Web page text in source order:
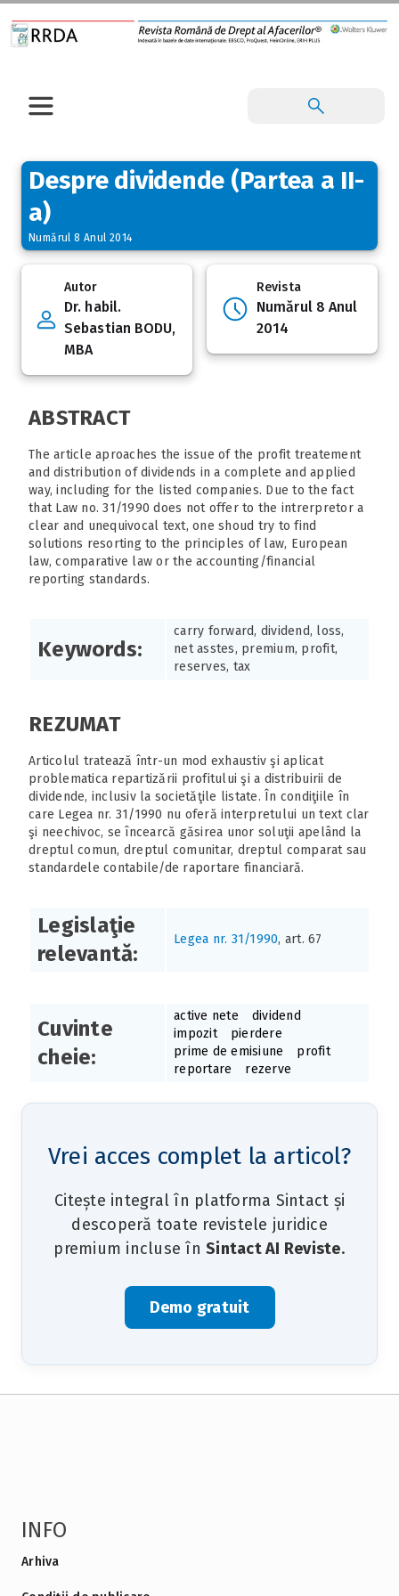
Despre dividende (Partea a II-
a)
Numărul 8 Anul 2014
Autor
Dr. habil.
Sebastian BODU,
MBA
Revista
Numărul 8 Anul
2014
ABSTRACT
The article aproaches the issue of the profit treatement
and distribution of dividends in a complete and applied
way, including for the listed companies. Due to the fact
that Law no. 31/1990 does not offer to the intrerpretor a
clear and unequivocal text, one shoud try to find
solutions resorting to the principles of law, European
law, comparative law or the accounting/financial
reporting standards.
Keywords:
carry forward, dividend, loss,
net asstes, premium, profit,
reserves, tax
REZUMAT
Articolul tratează într-un mod exhaustiv şi aplicat
problematica repartizării profitului şi a distribuirii de
dividende, inclusiv la societăţile listate. În condiţiile în
care Legea nr. 31/1990 nu oferă interpretului un text clar
şi neechivoc, se încearcă găsirea unor soluţii apelând la
dreptul comun, dreptul comunitar, dreptul comparat sau
standardele contabile/de raportare financiară.
Legislaţie
relevantă:
Legea nr. 31/1990, art. 67
Cuvinte
cheie:
active nete
dividend
impozit
pierdere
prime de emisiune
profit
reportare
rezerve
Vrei acces complet la articol?
Citește integral în platforma Sintact și
descoperă toate revistele juridice
premium incluse în Sintact AI Reviste.
Demo gratuit
INFO
Arhiva